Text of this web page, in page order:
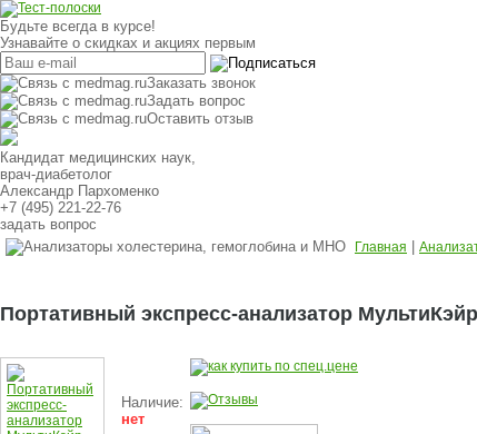
Будьте всегда в курсе!
Узнавайте о скидках и акциях первым
Заказать звонок
Задать вопрос
Оставить отзыв
Кандидат медицинских наук,
врач-диабетолог
Александр Пархоменко
+7 (495) 221-22-76
задать вопрос
Главная
Портативный экспресс-анализатор
Наличие:
нет